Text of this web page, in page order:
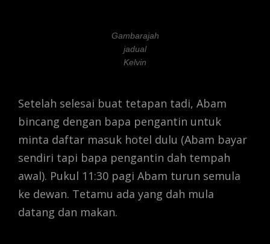
Gambarajah
jadual
Kelvin
Setelah selesai buat tetapan tadi, Abam
bincang dengan bapa pengantin untuk
minta daftar masuk hotel dulu (Abam bayar
sendiri tapi bapa pengantin dah tempah
awal). Pukul 11:30 pagi Abam turun semula
ke dewan. Tetamu ada yang dah mula
datang dan makan.